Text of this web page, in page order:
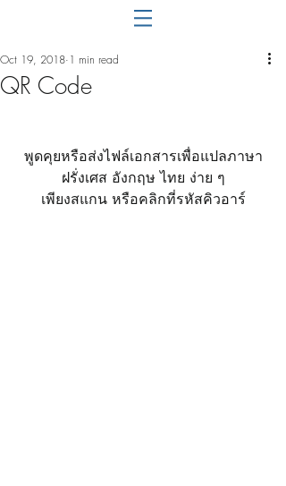
QR Code
Oct 19, 2018 1 min read
พูดคุยหรือส่งไฟล์เอกสารเพื่อแปลภาษา
ฝรั่งเศส อังกฤษ ไทย ง่าย ๆ
เพียงสแกน หรือคลิกที่รหัสคิวอาร์